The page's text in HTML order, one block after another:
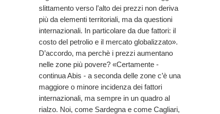
slittamento verso l’alto dei prezzi non deriva
più da elementi territoriali, ma da questioni
internazionali. In particolare da due fattori: il
costo del petrolio e il mercato globalizzato».
D’accordo, ma perchè i prezzi aumentano
nelle zone più povere? «Certamente -
continua Abis - a seconda delle zone c’è una
maggiore o minore incidenza dei fattori
internazionali, ma sempre in un quadro al
rialzo. Noi, come Sardegna e come Cagliari,